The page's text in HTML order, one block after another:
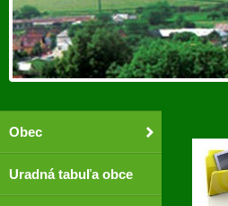
Obec
Uradná tabuľa obce